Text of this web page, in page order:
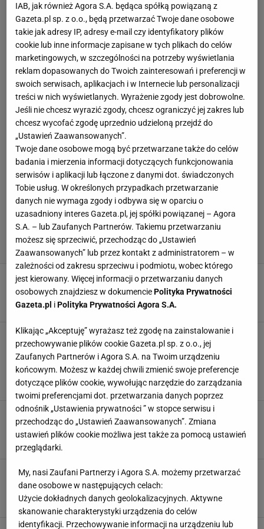
MŚ w siatkówce 2018. Piękne WAGs dumnie
wspierają reprezentację Polski
AM, 24 WRZEŚNIA 2018, 14:50
MŚ Siatkówka 2018. Daniel Pliński dla Sport.pl
#5: Wolałbym prowadzić Argentynę niż
Bułgarię. Trzeba na nich wskoczyć. Kubiak
powinien zagrać
Łukasz Jachimiak, Warna,21 WRZEŚNIA 2018, 13:12
MŚ w siatkówce 2018. Polska - Bułgaria. Gdzie
obejrzeć mecz? Transmisja TV
17 WRZEŚNIA 2018, 14:41
Mistrzostwa świata w siatkówce 2018. Vital
Heynen: Na pewno będę się wściekał
Sara Kalisz, 16 WRZEŚNIA 2018, 10:37
IAB, jak również Agora S.A. będąca spółką powiązaną z
Gazeta.pl sp. z o.o., będą przetwarzać Twoje dane osobowe
takie jak adresy IP, adresy e-mail czy identyfikatory plików
cookie lub inne informacje zapisane w tych plikach do celów
marketingowych, w szczególności na potrzeby wyświetlania
reklam dopasowanych do Twoich zainteresowań i preferencji w
swoich serwisach, aplikacjach i w Internecie lub personalizacji
treści w nich wyświetlanych. Wyrażenie zgody jest dobrowolne.
Jeśli nie chcesz wyrazić zgody, chcesz ograniczyć jej zakres lub
chcesz wycofać zgodę uprzednio udzieloną przejdź do
„Ustawień Zaawansowanych”.
Twoje dane osobowe mogą być przetwarzane także do celów
badania i mierzenia informacji dotyczących funkcjonowania
serwisów i aplikacji lub łączone z danymi dot. świadczonych
Tobie usług. W określonych przypadkach przetwarzanie
danych nie wymaga zgody i odbywa się w oparciu o
uzasadniony interes Gazeta.pl, jej spółki powiązanej – Agora
S.A. – lub Zaufanych Partnerów. Takiemu przetwarzaniu
możesz się sprzeciwić, przechodząc do „Ustawień
Zaawansowanych” lub przez kontakt z administratorem – w
zależności od zakresu sprzeciwu i podmiotu, wobec którego
jest kierowany. Więcej informacji o przetwarzaniu danych
osobowych znajdziesz w dokumenciePolityka Prywatności
Gazeta.pl iPolityka Prywatności Agora S.A.
Klikając „Akceptuję” wyrażasz też zgodę na zainstalowanie i
przechowywanie plików cookie Gazeta.pl sp. z o.o., jej
Zaufanych Partnerów i Agora S.A. na Twoim urządzeniu
końcowym. Możesz w każdej chwili zmienić swoje preferencje
dotyczące plików cookie, wywołując narzędzie do zarządzania
twoimi preferencjami dot. przetwarzania danych poprzez
odnośnik „Ustawienia prywatności ” w stopce serwisu i
przechodząc do „Ustawień Zaawansowanych”. Zmiana
ustawień plików cookie możliwa jest także za pomocą ustawień
przeglądarki.
My, nasi Zaufani Partnerzy i Agora S.A. możemy przetwarzać
dane osobowe w następujących celach:
Użycie dokładnych danych geolokalizacyjnych. Aktywne
skanowanie charakterystyki urządzenia do celów
identyfikacji. Przechowywanie informacji na urządzeniu lub